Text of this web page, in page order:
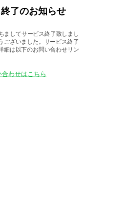
了のお知らせ
ましてサービス終了致しまし
ございました。サービス終了
細は以下のお問い合わせリン
合わせはこちら